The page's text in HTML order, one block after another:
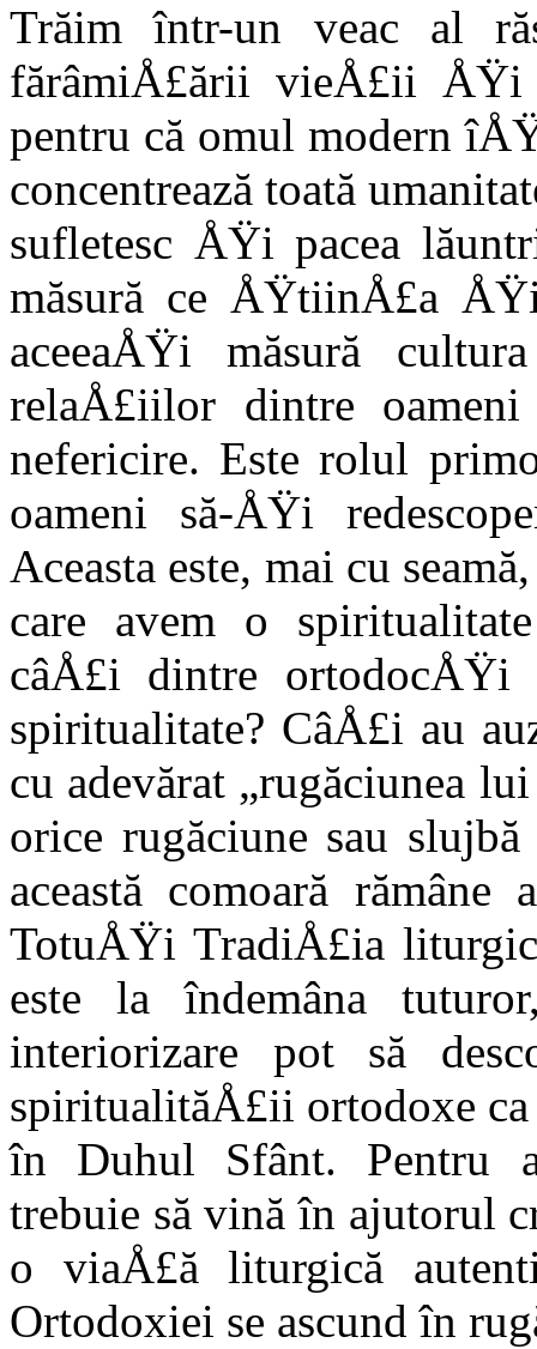
Trăim într-un veac al
fărâmiÅ£ării vieÅ£ii
pentru că omul modern
concentrează toată
sufletesc ÅŸi pacea
măsură ce ÅŸtiinÅ£a
aceeaÅŸi măsură
relaÅ£iilor dintre oameni
nefericire. Este rolul
oameni să-ÅŸi
Aceasta este, mai cu
care avem o
câÅ£i dintre
spiritualitate? CâÅ£i au
cu adevărat „rugăciunea
orice rugăciune sau
această comoară
TotuÅŸi TradiÅ£ia
este la îndemâna
interiorizare pot să
spiritualităÅ£ii ortodoxe
în Duhul Sfânt. Pentru
trebuie să vină în ajutorul
o viaÅ£ă liturgică
Ortodoxiei se ascund în